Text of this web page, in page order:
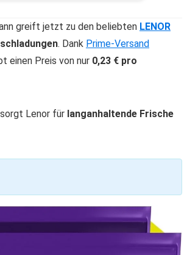
greift jetzt zu den beliebten LENOR
. Dank Prime-Versand
einen Preis von nur 0,23 € pro
Lenor für langanhaltende Frische